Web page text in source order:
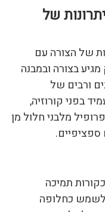
של
של הצורה עם
בצורה ובמבנה
ורבים של
בפני קורוזיה,
מלבני חלול מן
תמיכה
לשמש כחלופה